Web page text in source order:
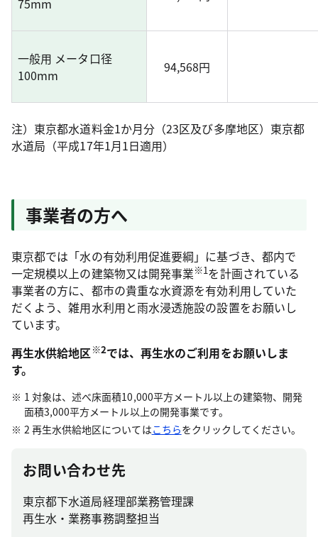
75mm
一般用 メータ口径
100mm
94,568円
注）東京都水道料金1か月分（23区及び多摩地区）東京都
水道局（平成17年1月1日適用）
事業者の方へ
東京都では「水の有効利用促進要綱」に基づき、都内で
一定規模以上の建築物又は開発事業※1を計画されている
事業者の方に、都市の貴重な水資源を有効利用していた
だくよう、雑用水利用と雨水浸透施設の設置をお願いし
ています。
再生水供給地区※2では、再生水のご利用をお願いしま
す。
1 対象は、述べ床面積10,000平方メートル以上の建築物、開発
面積3,000平方メートル以上の開発事業です。
2 再生水供給地区についてはこちらをクリックしてください。
お問い合わせ先
東京都下水道局経理部業務管理課
再生水・業務事務調整担当